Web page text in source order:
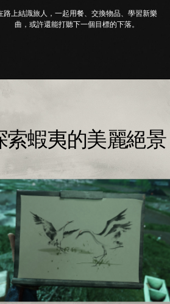
路上結識旅人，一起用餐、交換物品、學習新樂
曲，或許還能打聽下一個目標的下落。
索蝦夷的美麗絕景